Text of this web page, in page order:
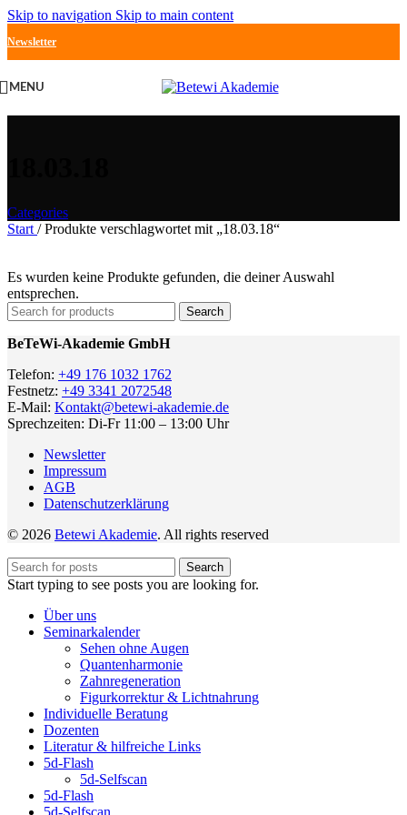
Skip to navigation Skip to main content
Newsletter
MENU
Categories
Start / Produkte verschlagwortet mit „18.03.18“
Es wurden keine Produkte gefunden, die deiner Auswahl
entsprechen.
Search
BeTeWi-Akademie GmbH
Telefon: +49 176 1032 1762
Festnetz: +49 3341 2072548
E-Mail: Kontakt@betewi-akademie.de
Sprechzeiten: Di-Fr 11:00 – 13:00 Uhr
Newsletter
Impressum
AGB
Datenschutzerklärung
© 2026 Betewi Akademie. All rights reserved
Search
Start typing to see posts you are looking for.
Über uns
Seminarkalender
Sehen ohne Augen
Quantenharmonie
Zahnregeneration
Figurkorrektur & Lichtnahrung
Individuelle Beratung
Dozenten
Literatur & hilfreiche Links
5d-Flash
5d-Selfscan
5d-Flash
5d-Selfscan